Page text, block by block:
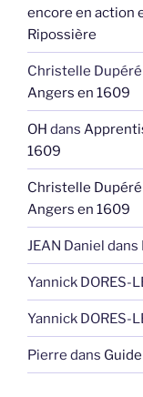
encore en action
Ripossière
Christelle Dupéré
Angers en 1609
OH dans
1609
Christelle Dupéré
Angers en 1609
JEAN Daniel dans
Yannick DORES-
Yannick DORES-
Pierre dans